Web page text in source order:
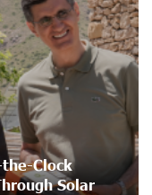
Best Digital Bank for
24 days ago
Help School
24 days ago
the-Clock
Solar